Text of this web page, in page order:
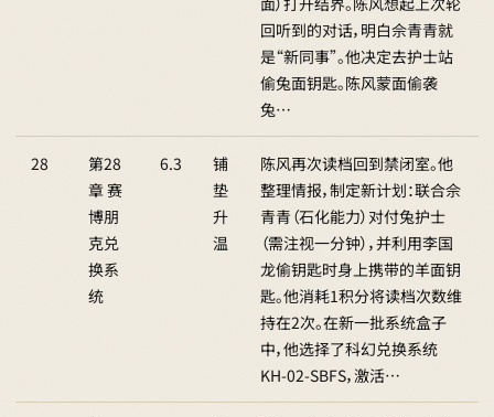
回听到的对话，明白佘青青就
是“新同事”。他决定去护士站
偷兔面钥匙。陈风蒙面偷袭
兔…
28
第28
章 赛
博朋
克兑
换系
统
6.3
铺
垫
升
温
陈风再次读档回到禁闭室。他
整理情报，制定新计划：联合佘
青青（石化能力）对付兔护士
（需注视一分钟），并利用李国
龙偷钥匙时身上携带的羊面钥
匙。他消耗1积分将读档次数维
持在2次。在新一批系统盒子
中，他选择了科幻兑换系统
KH-02-SBFS，激活…